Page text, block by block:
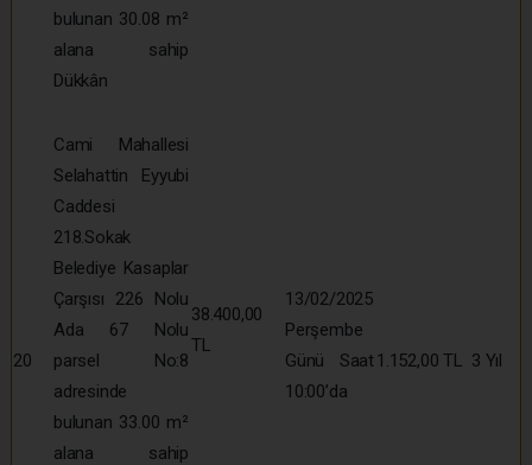
bulunan 30.08 m²
alana sahip
Dükkân
20
Cami Mahallesi
Selahattin Eyyubi
Caddesi
218.Sokak
Belediye Kasaplar
Çarşısı 226 Nolu
Ada 67 Nolu
parsel No:8
adresinde
bulunan 33.00 m²
alana sahip
38.400,00
TL
13/02/2025
Perşembe
Günü Saat
10:00’da
1.152,00 TL 3 Yıl